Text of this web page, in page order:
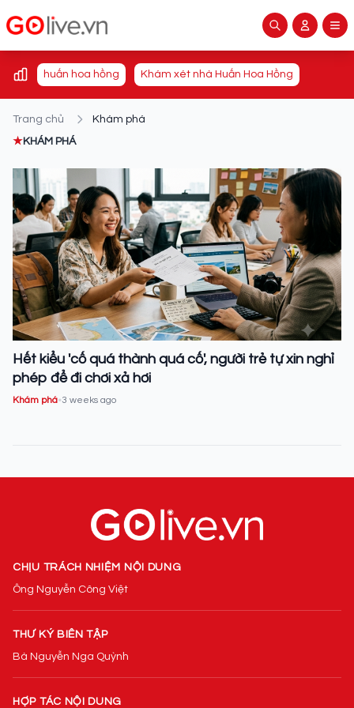
huấn hoa hồng Khám xét nhà Huấn Hoa Hồng
Trang chủ
Khám phá
★KHÁM PHÁ
Hết kiểu 'cố quá thành quá cố', người trẻ tự xin nghỉ
phép để đi chơi xả hơi
Khám phá•3 weeks ago
CHỊU TRÁCH NHIỆM NỘI DUNG
Ông Nguyễn Công Việt
THƯ KÝ BIÊN TẬP
Bà Nguyễn Nga Quỳnh
HỢP TÁC NỘI DUNG